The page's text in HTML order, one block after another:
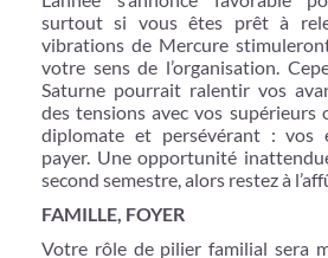
surtout si vous êtes prêt à
vibrations de Mercure
votre sens de l’organisation.
Saturne pourrait ralentir vos
des tensions avec vos supérieurs
diplomate et persévérant :
payer. Une opportunité
second semestre, alors restez à
FAMILLE, FOYER
Votre rôle de pilier familial sera